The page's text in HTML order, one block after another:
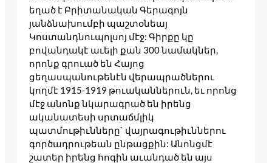
եղած է Բրիտանական Գերագոյն
յանձնախումբի պաշտօնեայ
Կոստանդնուպոլսոյ մէջ: Գիրքը կը
բովանդակէ աւելի քան 300 նամակներ,
որոնք գրուած են Հայոց
ցեղասպանութենէն վերապրածներու
կողմէ 1915-1919 թուականներուն, եւ որոնց
մէջ անոնք նկարագրած են իրենց
ականատեսի սրտաճմլիկ
պատմութիւնները` վայրագութիւններու
գործադրութեան ընթացքին: Անոնցմէ
շատեր իրենց հոգին աւանդած են այս